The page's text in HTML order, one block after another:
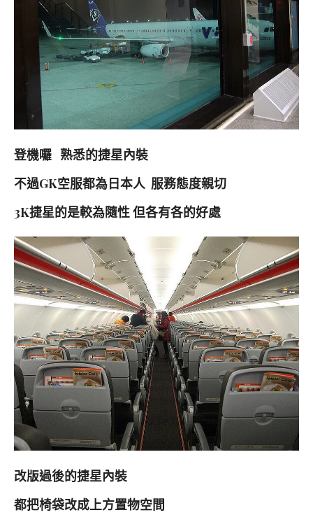
登機囉 熟悉的捷星內裝
不過GK空服都為日本人 服務態度親切
3K捷星的是較為隨性 但各有各的好處
改版過後的捷星內裝
都把椅袋改成上方置物空間